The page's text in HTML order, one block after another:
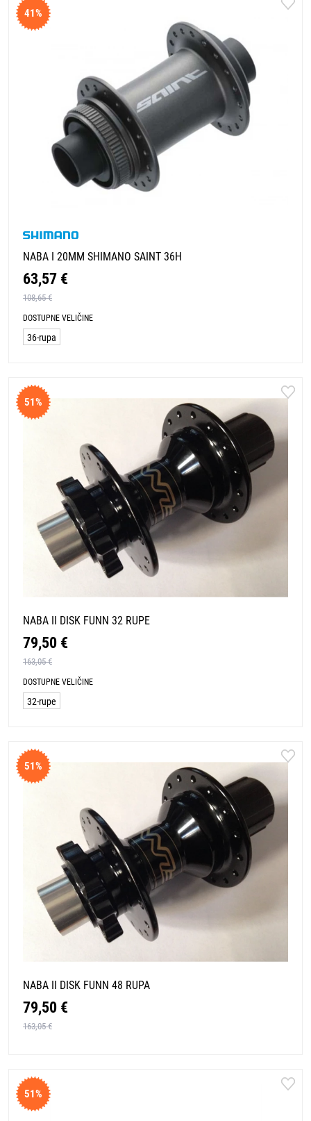
41%
NABA I 20MM SHIMANO SAINT 36H
63,57 €
108,65 €
DOSTUPNE VELIČINE
36-rupa
51%
NABA II DISK FUNN 32 RUPE
79,50 €
163,05 €
DOSTUPNE VELIČINE
32-rupe
51%
NABA II DISK FUNN 48 RUPA
79,50 €
163,05 €
51%